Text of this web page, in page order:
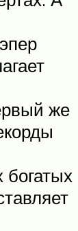
же
богатых